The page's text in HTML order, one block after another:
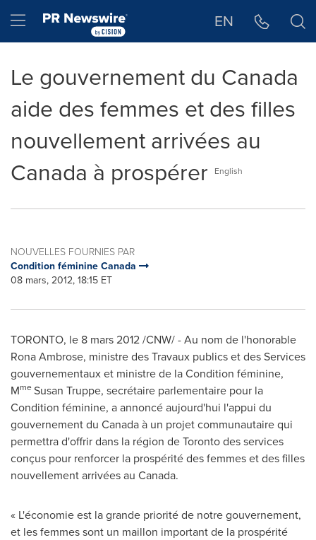
Hamburger menu EN
Le gouvernement du Canada
aide des femmes et des filles
nouvellement arrivées au
Canada à prospérer
English
NOUVELLES FOURNIES PAR
Condition féminine Canada
08 mars, 2012, 18:15 ET
TORONTO, le 8 mars 2012 /CNW/ - Au nom de l'honorable
Rona Ambrose, ministre des Travaux publics et des Services
gouvernementaux et ministre de la Condition féminine,
MmeSusan Truppe, secrétaire parlementaire pour la
Condition féminine, a annoncé aujourd'hui l'appui du
gouvernement du Canadaà un projet communautaire qui
permettra d'offrir dans la région deTorontodes services
conçus pour renforcer la prospérité des femmes et des filles
nouvellement arrivées au Canada.
« L'économie est la grande priorité de notre gouvernement,
et les femmes sont un maillon important de la prospérité